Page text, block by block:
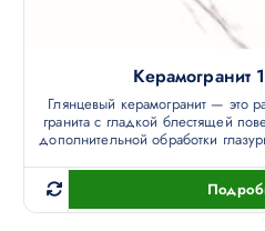
Керамогранит
Глянцевый керамогранит — это
гранита с гладкой блестящей
дополнительной обработки